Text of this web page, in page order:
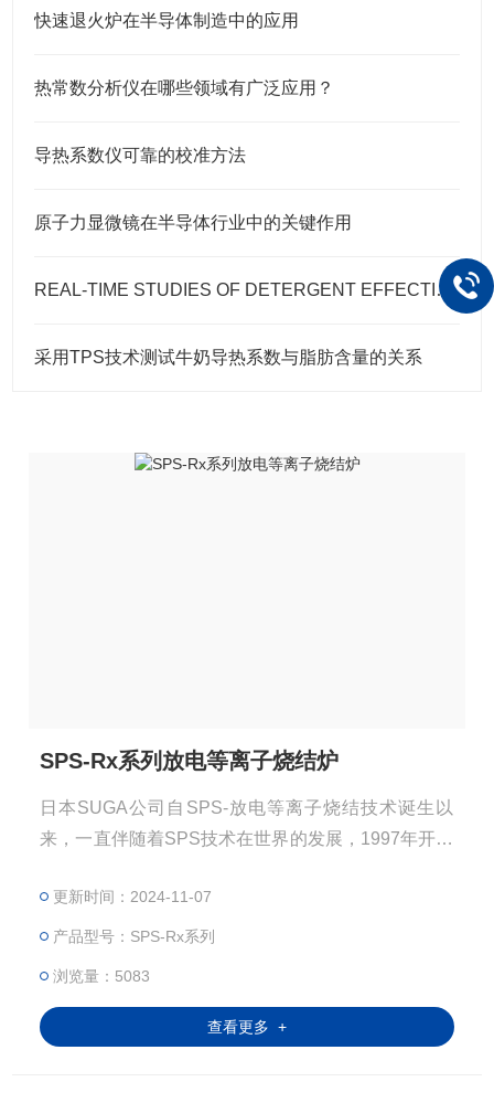
快速退火炉在半导体制造中的应用
热常数分析仪在哪些领域有广泛应用？
导热系数仪可靠的校准方法
原子力显微镜在半导体行业中的关键作用
REAL-TIME STUDIES OF DETERGENT EFFECTIVENESS
采用TPS技术测试牛奶导热系数与脂肪含量的关系
SPS-Rx系列放电等离子烧结炉
日本SUGA公司自SPS-放电等离子烧结技术诞生以
来，一直伴随着SPS技术在世界的发展，1997年开始
x、Rx系列SPS放电等离子烧结炉。
更新时间：2024-11-07
产品型号：SPS-Rx系列
浏览量：5083
查看更多 +